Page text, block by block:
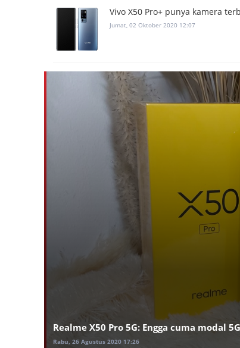
Vivo X50 Pro+ punya kamera
Jumat, 02 Oktober 2020 12:07
Realme X50 Pro 5G: Engga cuma modal 5G
Rabu, 26 Agustus 2020 17:26